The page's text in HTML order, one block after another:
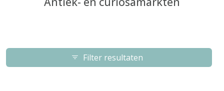
Filter resultaten